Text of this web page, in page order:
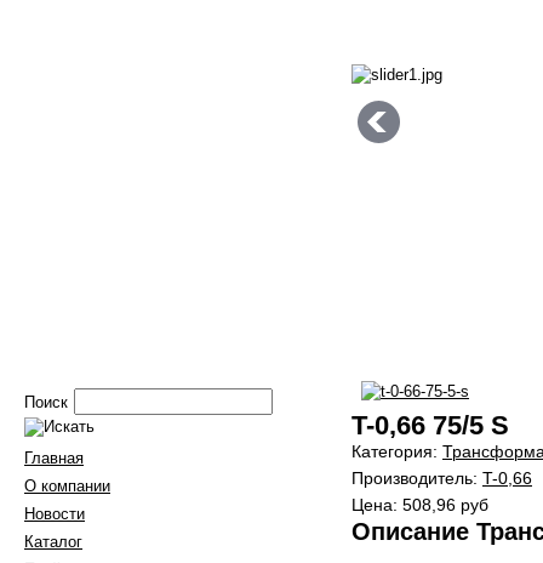
T-0,66 75/5 S
Категория:
Производитель: T-0,66
Цена: 508,96 руб
Описание
Поиск
Главная
О компании
Новости
Каталог